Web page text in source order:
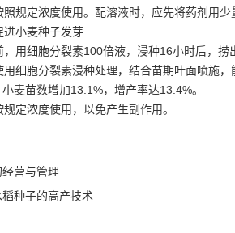
规定浓度使用。配溶液时，应先将药剂用少
小麦种子发芽
用细胞分裂素100倍液，浸种16小时后，捞
细胞分裂素浸种处理，结合苗期叶面喷施
麦苗数增加13.1%，增产率达13.4%。
定浓度使用，以免产生副作用。
营与管理
种子的高产技术